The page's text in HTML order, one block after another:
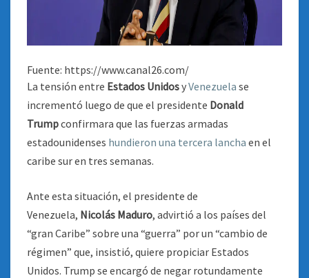
Fuente: https://www.canal26.com/
La tensión entre Estados UnidosyVenezuela se
incrementó luego de que el presidente Donald
Trumpconfirmara que las fuerzas armadas
estadounidenses hundieron una tercera lancha en el
caribe sur en tres semanas.
Ante esta situación, el presidente de
Venezuela, Nicolás Maduro, advirtió a los países del
“gran Caribe” sobre una “guerra” por un “cambio de
régimen” que, insistió, quiere propiciar Estados
Unidos. Trump se encargó de negar rotundamente